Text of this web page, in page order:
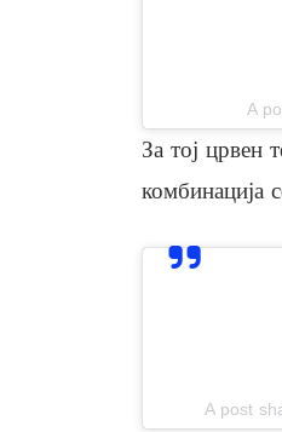
A
За тој црвен
комбинација
A post